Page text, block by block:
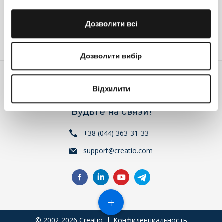
Дозволити всі
Дозволити вибір
Відхилити
зарегистрируйтесь, что бы комментировать
Будьте на связи!
+38 (044) 363-31-33
support@creatio.com
© 2002-2026 Creatio | Конфиденциальность
+